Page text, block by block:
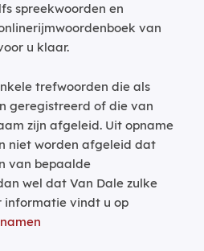
spreekwoorden en
van
u klaar.
trefwoorden die als
geregistreerd of die van
zijn afgeleid. Uit opname
niet worden afgeleid dat
van bepaalde
wel dat Van Dale zulke
informatie vindt u op